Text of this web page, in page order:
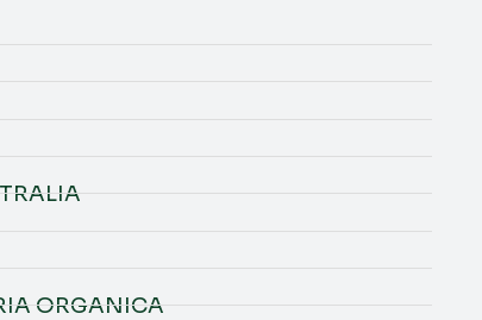
ORGANICA